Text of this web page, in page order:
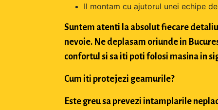
Il montam cu ajutorul unei echipe
Suntem atenti la absolut fiecare
nevoie. Ne deplasam oriunde in
confortul si sa iti poti folosi masina in
Cum iti protejezi geamurile?
Este greu sa prevezi intamplarile